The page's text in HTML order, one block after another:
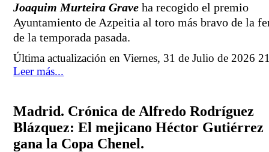
Joaquim Murteira Grave ha recogido el premio
Ayuntamiento de Azpeitia al toro más bravo de la
de la temporada pasada.
Última actualización en Viernes, 31 de Julio de 2026
Leer más...
Madrid. Crónica de Alfredo Rodríguez
Blázquez: El mejicano Héctor Gutiérrez
gana la Copa Chenel.